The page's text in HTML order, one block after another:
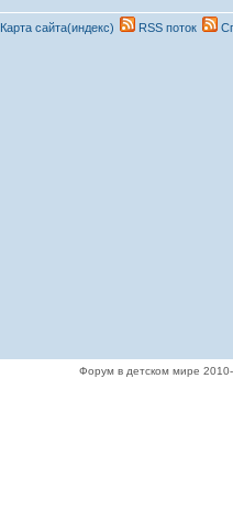
Карта сайта(индекс) RSS поток
Форум в детском мире